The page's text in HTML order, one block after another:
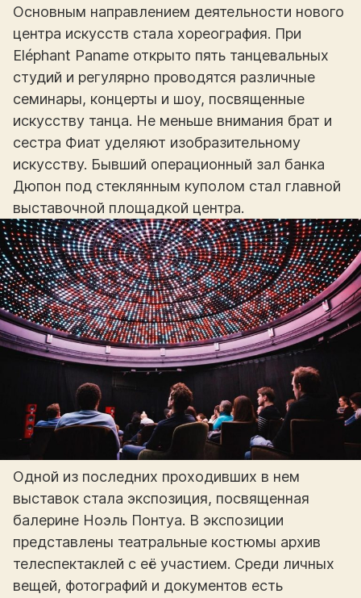
Основным направлением деятельности нового
центра искусств стала хореография. При
Eléphant Paname открыто пять танцевальных
студий и регулярно проводятся различные
семинары, концерты и шоу, посвященные
искусству танца. Не меньше внимания брат и
сестра Фиат уделяют изобразительному
искусству. Бывший операционный зал банка
Дюпон под стеклянным куполом стал главной
выставочной площадкой центра.
Одной из последних проходивших в нем
выставок стала экспозиция, посвященная
балерине Ноэль Понтуа. В экспозиции
представлены театральные костюмы архив
телеспектаклей с её участием. Среди личных
вещей, фотографий и документов есть